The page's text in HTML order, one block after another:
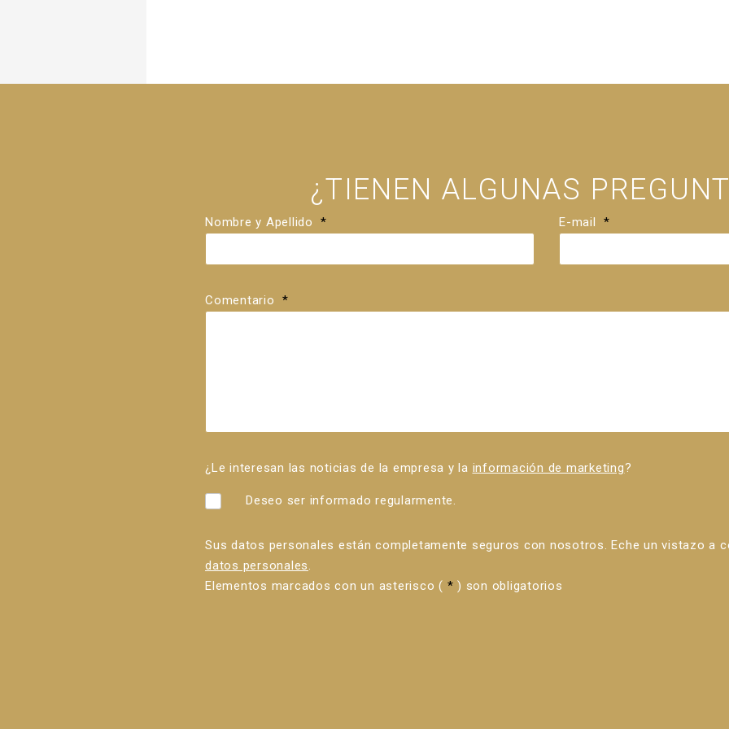
¿TIENEN ALGUNAS
Nombre y Apellido * E-mail *
Comentario *
¿Le interesan las noticias de la empresa y la información de marketing?
Deseo ser informado regularmente.
Sus datos personales están completamente seguros con nosotros. Eche un vistazo a
datos personales.
Elementos marcados con un asterisco ( * ) son obligatorios